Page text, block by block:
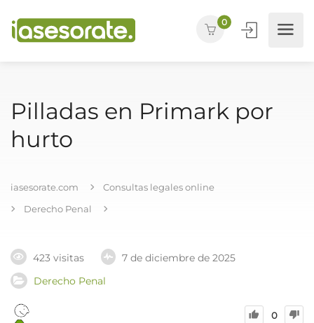
0
Pilladas en Primark por
hurto
iasesorate.com
Consultas legales online
Derecho Penal
423 visitas
7 de diciembre de 2025
Derecho Penal
0